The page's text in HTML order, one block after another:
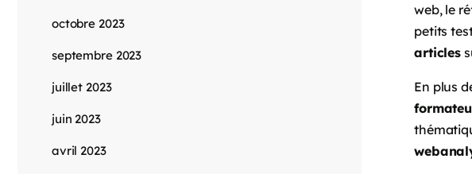
web, le
petits
articles
En plus
octobre 2023
septembre 2023
juillet 2023
juin 2023
avril 2023